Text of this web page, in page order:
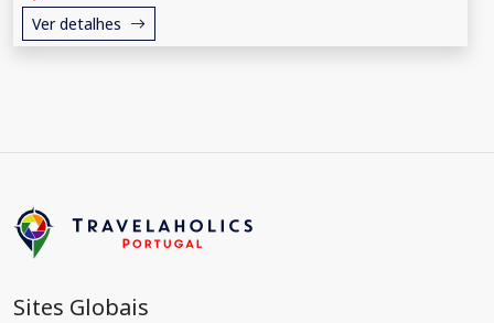
Ver detalhes
Sites Globais